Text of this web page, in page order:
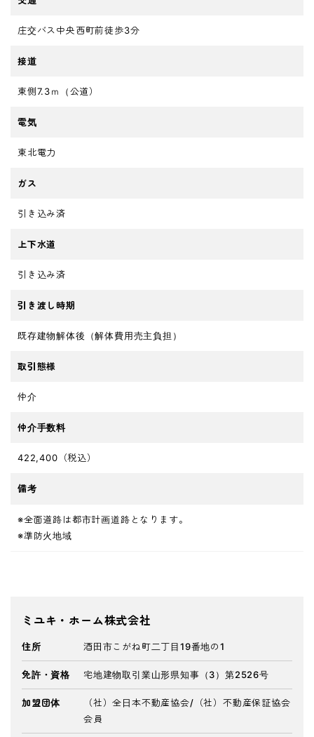
庄交バス中央西町前徒歩3分
接道
東側7.3ｍ（公道）
電気
東北電力
ガス
引き込み済
上下水道
引き込み済
引き渡し時期
既存建物解体後（解体費用売主負担）
取引態様
仲介
仲介手数料
422,400（税込）
備考
※全面道路は都市計画道路となります。
※準防火地域
ミユキ・ホーム株式会社
住所 酒田市こがね町二丁目19番地の1
免許・資格 宅地建物取引業山形県知事（3）第2526号
加盟団体
（社）全日本不動産協会/（社）不動産保証協会
会員